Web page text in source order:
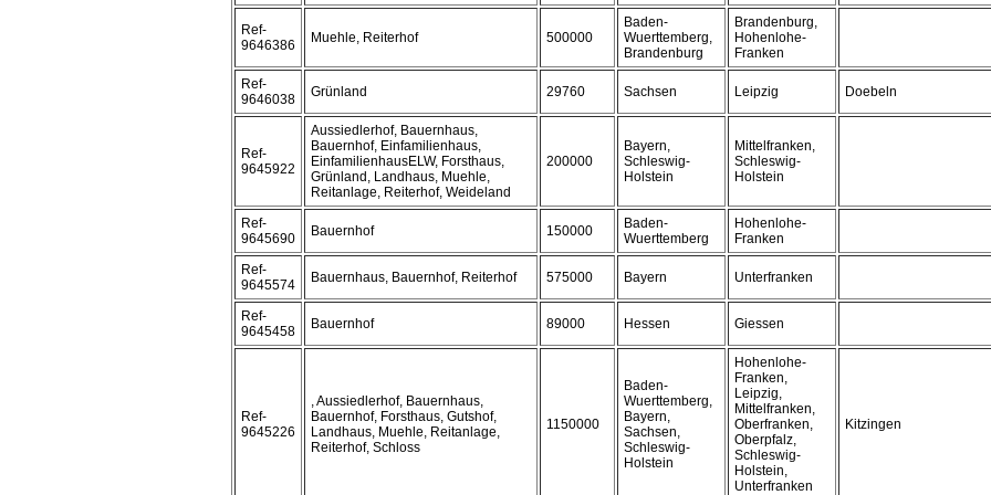
Ref-
9646386
Muehle, Reiterhof 500000
Baden-
Wuerttemberg,
Brandenburg
Brandenburg,
Hohenlohe-
Franken
Ref-
9646038
Grünland 29760 Sachsen Leipzig Doebeln
Ref-
9645922
Aussiedlerhof, Bauernhaus,
Bauernhof, Einfamilienhaus,
EinfamilienhausELW, Forsthaus,
Grünland, Landhaus, Muehle,
Reitanlage, Reiterhof, Weideland
200000
Bayern,
Schleswig-
Holstein
Mittelfranken,
Schleswig-
Holstein
Ref-
9645690
Bauernhof 150000
Baden-
Wuerttemberg
Hohenlohe-
Franken
Ref-
9645574
Bauernhaus, Bauernhof, Reiterhof 575000 Bayern Unterfranken
Ref-
9645458
Bauernhof 89000 Hessen Giessen
Ref-
9645226
, Aussiedlerhof, Bauernhaus,
Bauernhof, Forsthaus, Gutshof,
Landhaus, Muehle, Reitanlage,
Reiterhof, Schloss
1150000
Baden-
Wuerttemberg,
Bayern,
Sachsen,
Schleswig-
Holstein
Hohenlohe-
Franken,
Leipzig,
Mittelfranken,
Oberfranken,
Oberpfalz,
Schleswig-
Holstein,
Unterfranken
Kitzingen